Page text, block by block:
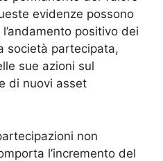
evidenze possono
positivo dei
società partecipata,
sue azioni sul
di nuovi asset
non
l’incremento del